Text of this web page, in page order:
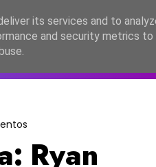
EASC2026
Ryan
its services and to
and security metrics